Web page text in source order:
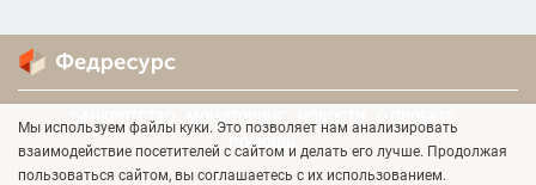
БАНКРОТСТВО
ПОМОЩЬ
Мы используем файлы куки. Это позволяет нам анализировать
взаимодействие посетителей с сайтом и делать его лучше. Продолжая
пользоваться сайтом, вы соглашаетесь с их использованием.